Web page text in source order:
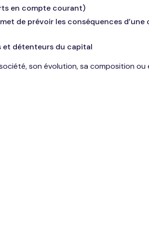
en compte courant)
de prévoir les conséquences d’une
et détenteurs du capital
son évolution, sa composition